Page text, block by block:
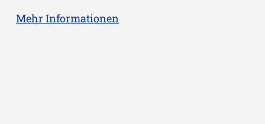
Mehr Informationen